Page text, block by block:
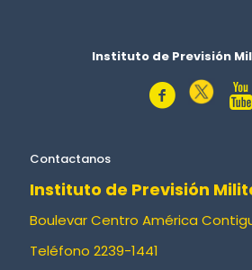
Instituto de Previsión
Contactanos
Instituto de Previsión
Boulevar Centro América
Teléfono 2239-1441